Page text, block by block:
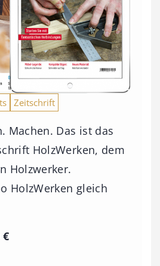
Zeitschrift
Machen. Das ist das
HolzWerken, dem
Holzwerker.
HolzWerken gleich
€P